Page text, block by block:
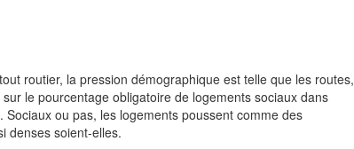
routier, la pression démographique est telle que les routes,
le pourcentage obligatoire de logements sociaux dans
ou pas, les logements poussent comme des
denses soient-elles.